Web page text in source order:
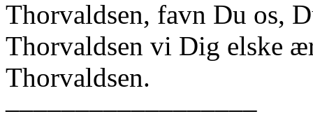
Thorvaldsen, favn Du os,
Thorvaldsen vi Dig elske
Thorvaldsen.
––––––––––––––––––